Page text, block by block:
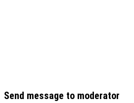
Send message to moderator